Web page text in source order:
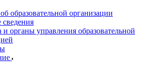
образовательной организации
и органы управления образовательной